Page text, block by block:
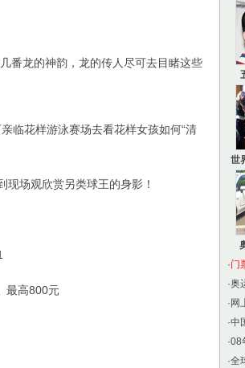
番龙的神韵，龙的传人尽可去目睹这些
临花样游泳赛场去看花样女孩如何“清
场观欣赏另类球王的身影！
最高800元
世
·门
·奥
· 网
·中
·08
·全